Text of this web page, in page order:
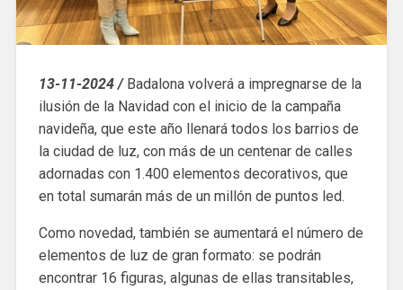
13-11-2024 /Badalona volverá a impregnarse de la
ilusión de la Navidad con el inicio de la campaña
navideña, que este año llenará todos los barrios de
la ciudad de luz, con más de un centenar de calles
adornadas con 1.400 elementos decorativos, que
en total sumarán más de un millón de puntos led.
Como novedad, también se aumentará el número de
elementos de luz de gran formato: se podrán
encontrar 16 figuras, algunas de ellas transitables,